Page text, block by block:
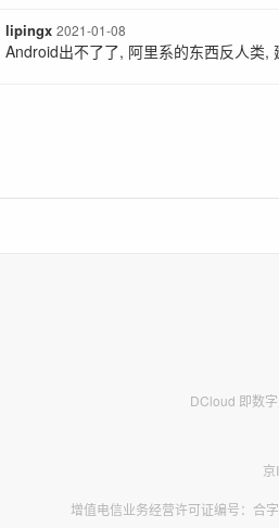
lipingx2021-01-08
Android出不了了, 阿里系的东西反人类,
DCloud 即数
增值电信业务经营许可证编号：合